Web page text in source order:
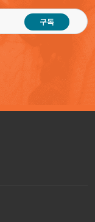
구독